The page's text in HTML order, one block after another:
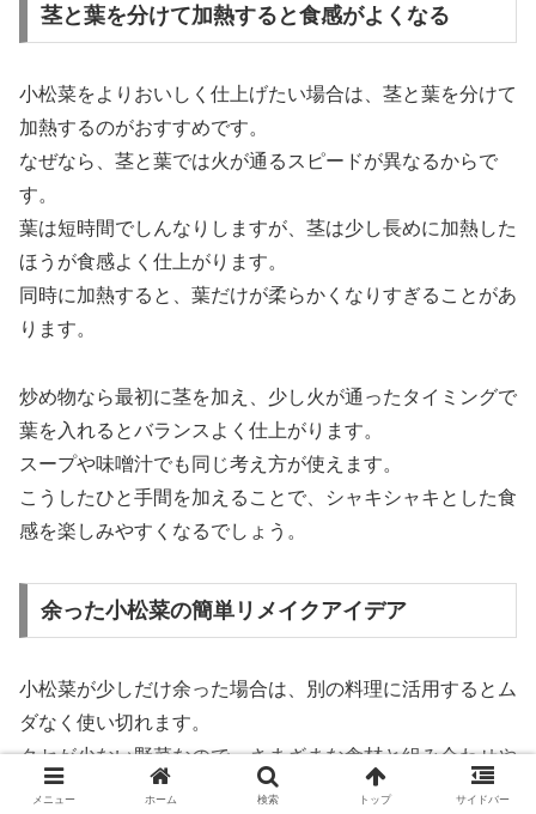
茎と葉を分けて加熱すると食感がよくなる
小松菜をよりおいしく仕上げたい場合は、茎と葉を分けて
加熱するのがおすすめです。
なぜなら、茎と葉では火が通るスピードが異なるからで
す。
葉は短時間でしんなりしますが、茎は少し長めに加熱した
ほうが食感よく仕上がります。
同時に加熱すると、葉だけが柔らかくなりすぎることがあ
ります。
炒め物なら最初に茎を加え、少し火が通ったタイミングで
葉を入れるとバランスよく仕上がります。
スープや味噌汁でも同じ考え方が使えます。
こうしたひと手間を加えることで、シャキシャキとした食
感を楽しみやすくなるでしょう。
余った小松菜の簡単リメイクアイデア
小松菜が少しだけ余った場合は、別の料理に活用するとム
ダなく使い切れます。
クセが少ない野菜なので、さまざまな食材と組み合わせや
すいのが特徴です。
メニュー ホーム 検索 トップ サイドバー